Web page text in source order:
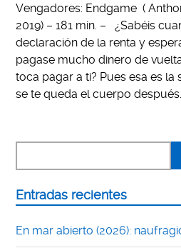
Vengadores: Endgame (
2019) – 181 min. – ¿Sabéis
declaración de la renta y
pagase mucho dinero de
toca pagar a ti? Pues esa es la
se te queda el cuerpo después…
Entradas recientes
En mar abierto (2026):